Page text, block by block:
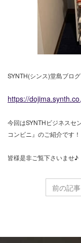
SYNTH(シンス)堂島ブロ
https://
今回はSYNTHビジネスセ
コンビニ』のご紹介です！
皆様是非ご覧下さいませ♪
前の記事